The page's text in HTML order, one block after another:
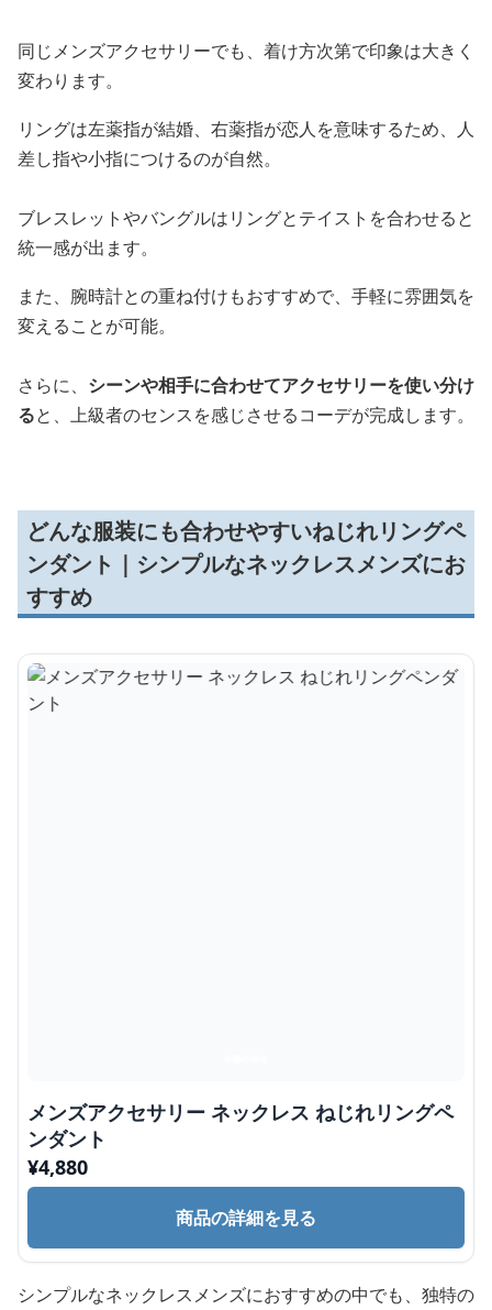
同じメンズアクセサリーでも、着け方次第で印象は大きく
変わります。
リングは左薬指が結婚、右薬指が恋人を意味するため、人
差し指や小指につけるのが自然。
ブレスレットやバングルはリングとテイストを合わせると
統一感が出ます。
また、腕時計との重ね付けもおすすめで、手軽に雰囲気を
変えることが可能。
さらに、 シーンや相手に合わせてアクセサリーを使い分け
ると、上級者のセンスを感じさせるコーデが完成します。
どんな服装にも合わせやすいねじれリングペ
ンダント｜シンプルなネックレスメンズにお
すすめ
メンズアクセサリー ネックレス ねじれリングペ
ンダント
¥4,880
商品の詳細を見る
シンプルなネックレスメンズにおすすめの中でも、独特の